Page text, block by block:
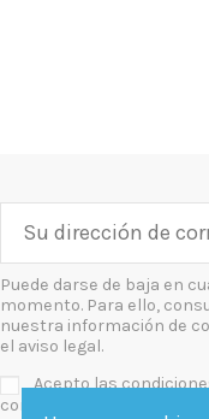
Puede darse de baja en
momento. Para ello,
nuestra información de
el aviso legal.
Acepto las
confidencialidad